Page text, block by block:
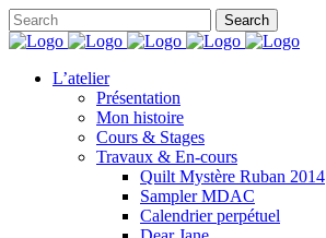
L’atelier
Présentation
Mon histoire
Cours & Stages
Travaux & En-cours
Quilt Mystère Ruban 2014
Sampler MDAC
Calendrier perpétuel